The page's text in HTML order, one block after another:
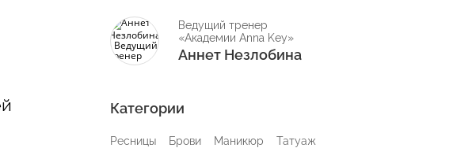
Ведущий тренер
«Академии Anna Key»
Аннет Незлобина
Категории
Ресницы Брови Маникюр
Татуаж